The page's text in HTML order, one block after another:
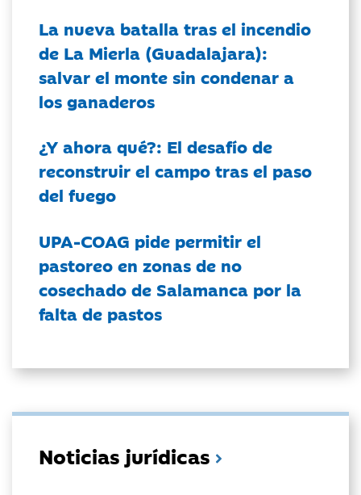
La nueva batalla tras el incendio
de La Mierla (Guadalajara):
salvar el monte sin condenar a
los ganaderos
¿Y ahora qué?: El desafío de
reconstruir el campo tras el paso
del fuego
UPA-COAG pide permitir el
pastoreo en zonas de no
cosechado de Salamanca por la
falta de pastos
Noticias jurídicas